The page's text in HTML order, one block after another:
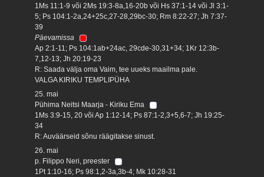
1Ms 11:1-9 või 2Ms 19:3-8a,16-20b või Hs 37:1-14 või Jl 3:1-
5; Ps 104:1-2a,24+25c,27-28,29bc-30; Rm 8:22-27; Jh 7:37-
39
Päevamissa
Ap 2:1-11; Ps 104:1ab+24ac, 29cde-30,31+34; 1Kr 12:3b-
7,12-13; Jh 20:19-23
R: Saada välja oma Vaim, tee uueks maailma pale.
VALGA KIRIKU TEMPLIPÜHA
25. mai
Pühima Neitsi Maarja - Kiriku Ema
1Ms 3:9-15, 20 või Ap 1:12-14; Ps 87:1-2,3+5,6-7; Jh 19:25-
34
R: Auväärseid sõnu räägitakse sinust.
26. mai
p. Filippo Neri, preester
1Pt 1:10-16; Ps 98:1,2-3a,3b-4; Mk 10:28-31